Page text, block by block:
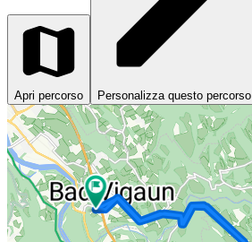
Apri percorso Personalizza questo percorso